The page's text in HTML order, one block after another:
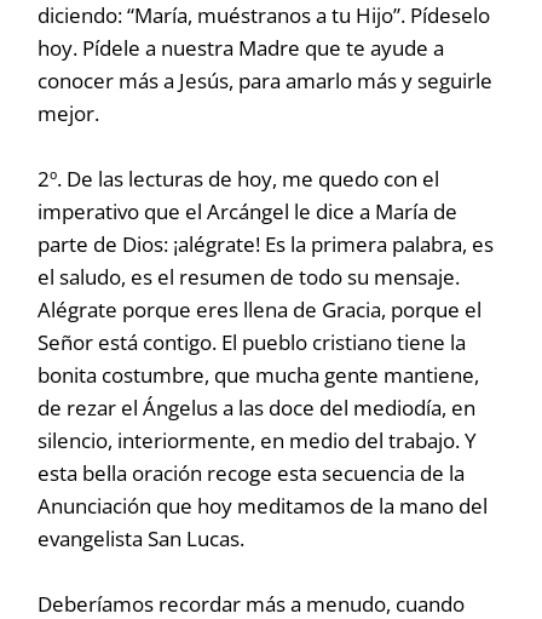
diciendo: “María, muéstranos a tu Hijo”. Pídeselo
hoy. Pídele a nuestra Madre que te ayude a
conocer más a Jesús, para amarlo más y seguirle
mejor.
2º. De las lecturas de hoy, me quedo con el
imperativo que el Arcángel le dice a María de
parte de Dios: ¡alégrate! Es la primera palabra, es
el saludo, es el resumen de todo su mensaje.
Alégrate porque eres llena de Gracia, porque el
Señor está contigo. El pueblo cristiano tiene la
bonita costumbre, que mucha gente mantiene,
de rezar el Ángelus a las doce del mediodía, en
silencio, interiormente, en medio del trabajo. Y
esta bella oración recoge esta secuencia de la
Anunciación que hoy meditamos de la mano del
evangelista San Lucas.
Deberíamos recordar más a menudo, cuando